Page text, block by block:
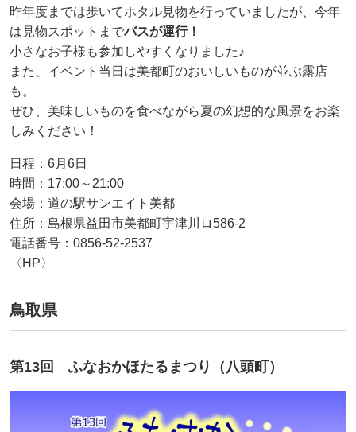
昨年度までは歩いてホタル見物を行っていましたが、今年
は見物スポットまでバスが運行！
小さなお子様も参加しやすくなりました♪
また、イベント当日は美都町のおいしいものが並ぶ露店
も。
ぜひ、美味しいものを食べながら夏の幻想的な風景をお楽
しみください！
日程：6月6日
時間：17:00～21:00
会場：道の駅サンエイト美都
住所：島根県益田市美都町宇津川ロ586-2
電話番号：0856-52-2537
〈HP〉
鳥取県
第13回 ふなおかほたるまつり（八頭町）